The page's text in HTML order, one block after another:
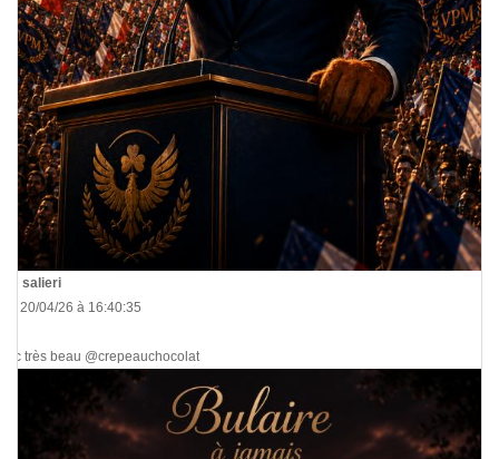
salieri
Le 20/04/26 à 16:40:35
si c très beau @crepeauchocolat